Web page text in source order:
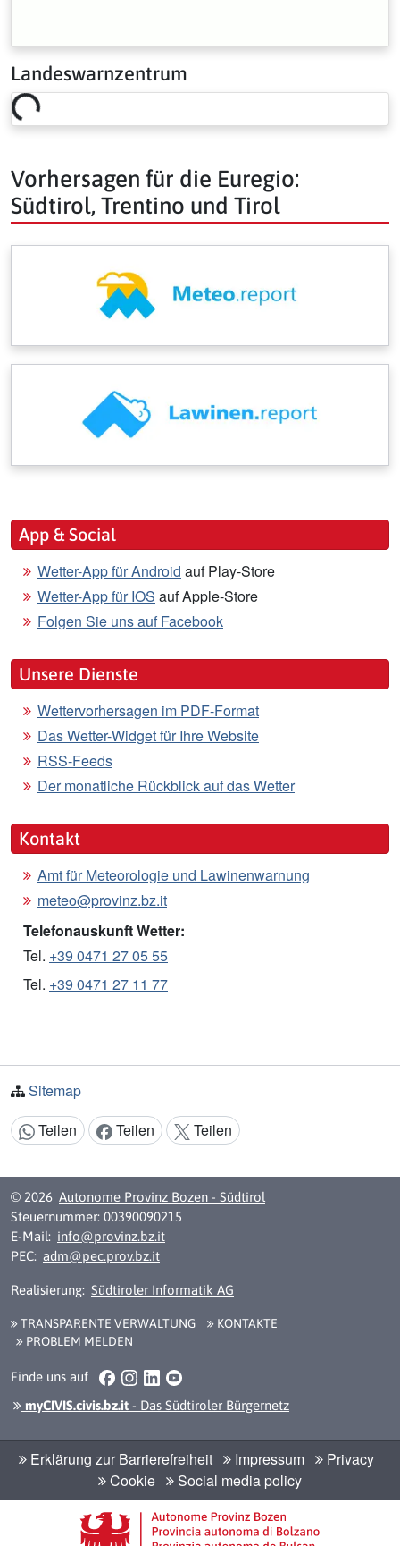
Landeswarnzentrum
Loading risk overview…
Vorhersagen für die Euregio:
Südtirol, Trentino und Tirol
App & Social
Wetter-App für Android auf Play-Store
Wetter-App für IOS auf Apple-Store
Folgen Sie uns auf Facebook
Unsere Dienste
Wettervorhersagen im PDF-Format
Das Wetter-Widget für Ihre Website
RSS-Feeds
Der monatliche Rückblick auf das Wetter
Kontakt
Amt für Meteorologie und Lawinenwarnung
meteo@provinz.bz.it
Telefonauskunft Wetter:
Tel. +39 0471 27 05 55
Tel. +39 0471 27 11 77
Sitemap
Inhalt teilen:
Teilen Teilen Teilen
© 2026 Autonome Provinz Bozen - Südtirol
Steuernummer: 00390090215
E-Mail: info@provinz.bz.it
PEC: adm@pec.prov.bz.it
Realisierung: Südtiroler Informatik AG
TRANSPARENTE VERWALTUNG
KONTAKTE
PROBLEM MELDEN
Finde uns auf Facebook
Instagram
LinkedInYouTube
myCIVIS.civis.bz.it - Das Südtiroler Bürgernetz
Erklärung zur Barrierefreiheit Impressum
Privacy
Cookie
Social media policy